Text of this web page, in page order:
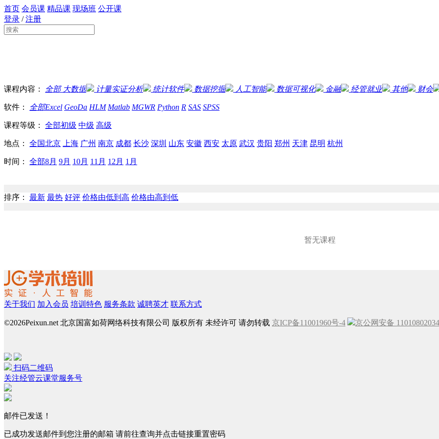
首页 会员课 精品课 现场班 公开课
登录 /注册
课程内容： 全部大数据 计量实证分析 统计软件 数据挖掘 人工智能 数据可视化 金融 经管就业 其他 财会
软件： 全部Excel GeoDa HLM Matlab MGWR Python R SAS SPSS
课程等级： 全部初级 中级 高级
地点： 全国北京 上海 广州 南京 成都 长沙 深圳 山东 安徽 西安 太原 武汉 贵阳 郑州 天津 昆明 杭州
时间： 全部8月 9月 10月 11月 12月 1月
排序： 最新 最热 好评 价格由低到高 价格由高到低
暂无课程
关于我们 加入会员 培训特色 服务条款 诚聘英才 联系方式
©2026Peixun.net 北京国富如荷网络科技有限公司 版权所有 未经许可 请勿转载 京ICP备11001960号-4 京公网安备
扫码二维码
关注经管云课堂服务号
邮件已发送！
已成功发送邮件到您注册的邮箱 请前往查询并点击链接重置密码